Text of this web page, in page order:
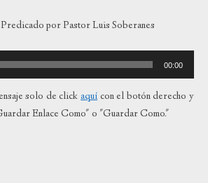
por Pastor Luis Soberanes
00:00
solo de clickaquí con el botón derecho y
Enlace Como" o "Guardar Como."